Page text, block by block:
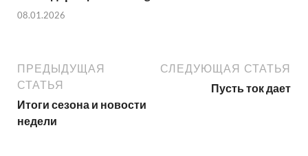
08.01.2026
ПРЕДЫДУЩАЯ
СТАТЬЯ
Итоги сезона и новости
недели
СЛЕДУЮЩАЯ СТАТЬЯ
Пусть ток дает